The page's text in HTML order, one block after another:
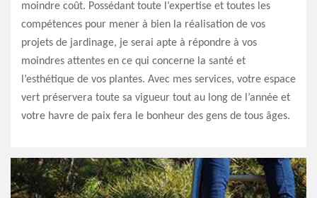
moindre coût. Possédant toute l’expertise et toutes les
compétences pour mener à bien la réalisation de vos
projets de jardinage, je serai apte à répondre à vos
moindres attentes en ce qui concerne la santé et
l’esthétique de vos plantes. Avec mes services, votre espace
vert préservera toute sa vigueur tout au long de l’année et
votre havre de paix fera le bonheur des gens de tous âges.